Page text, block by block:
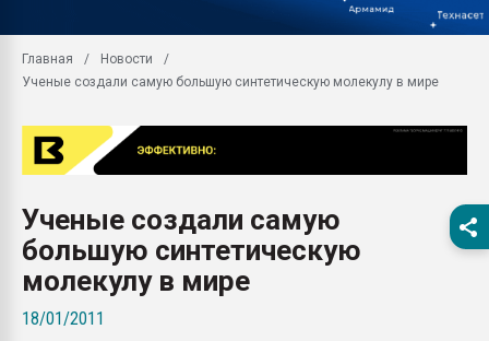
ситуацией на
поликарбоната и АБС-
26.07.2022 "Сибирский
намного дороже
Главная
Новости
Ученые создали самую большую синтетическую молекулу в мире
Ученые создали самую
большую синтетическую
молекулу в мире
18/01/2011